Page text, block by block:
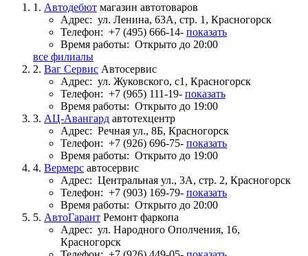
1. Автодебют магазин автотоваров
Адрес: ул. Ленина, 63А, стр. 1, Красногорск
Телефон: +7 (495) 666-14- показать
Время работы: Открыто до 20:00
все филиалы
2. Ваг Сервис Автосервис
Адрес: ул. Жуковского, с1, Красногорск
Телефон: +7 (965) 111-19- показать
Время работы: Открыто до 19:00
3. АЦ-Авангард автотехцентр
Адрес: Речная ул., 8Б, Красногорск
Телефон: +7 (926) 696-75- показать
Время работы: Открыто до 19:00
4. Вермерс автосервис
Адрес: Центральная ул., 3А, стр. 2, Красногорск
Телефон: +7 (903) 169-79- показать
Время работы: Открыто до 20:00
5. АвтоГарант Ремонт фаркопа
Адрес: ул. Народного Ополчения, 16,
Красногорск